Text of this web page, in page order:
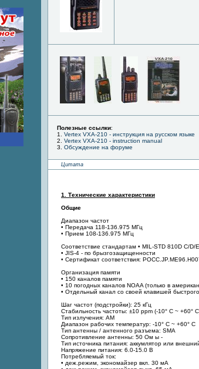
Полезные ссылки:
1. Vertex VXA-210 - инструкция на русском языке
2. Vertex VXA-210 - instruction manual
3. Обсуждение на форуме
Цитата
1. Технические характеристики
Общие
Диапазон частот
• Передача 118-136.975 МГц
• Прием 108-136.975 МГц
Соответствие стандартам • MIL-STD 810D C/D/E
• JIS-4 - по брызгозащищенности
• Сертификат соответствия:
Организация памяти
• 150 каналов памяти
• 10 погодных каналов NOAA (только в
• Отдельный канал со своей клавишей
Шаг частот (подстройки): 25 кГц
Стабильность частоты: ±10 ppm (-10° C ~ +60°
Тип излучения: АМ
Диапазон рабочих температур: -10° C ~ +60° C
Тип антенны / антенного разъема: SMA
Сопротивление антенны: 50 Ом ы -
Тип источника питания: аккумлятор или
Напряжение питания: 6.0-15.0 В
Потребляемый ток:
• деж.режим, экономайзер вкл. 30 мА